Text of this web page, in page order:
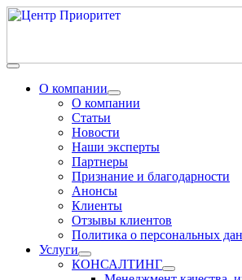
О компании
О компании
Статьи
Новости
Наши эксперты
Партнеры
Признание и благодарности
Анонсы
Клиенты
Отзывы клиентов
Политика о персональных
Услуги
КОНСАЛТИНГ